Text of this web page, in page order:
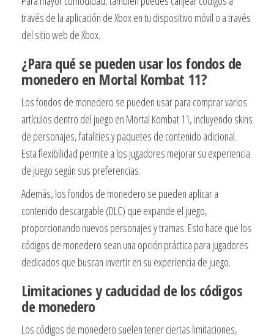
través de la aplicación de Xbox en tu dispositivo móvil o a través
del sitio web de Xbox.
¿Para qué se pueden usar los fondos de
monedero en Mortal Kombat 11?
Los fondos de monedero se pueden usar para comprar varios
artículos dentro del juego en Mortal Kombat 11, incluyendo skins
de personajes, fatalities y paquetes de contenido adicional.
Esta flexibilidad permite a los jugadores mejorar su experiencia
de juego según sus preferencias.
Además, los fondos de monedero se pueden aplicar a
contenido descargable (DLC) que expande el juego,
proporcionando nuevos personajes y tramas. Esto hace que los
códigos de monedero sean una opción práctica para jugadores
dedicados que buscan invertir en su experiencia de juego.
Limitaciones y caducidad de los códigos
de monedero
Los códigos de monedero suelen tener ciertas limitaciones,